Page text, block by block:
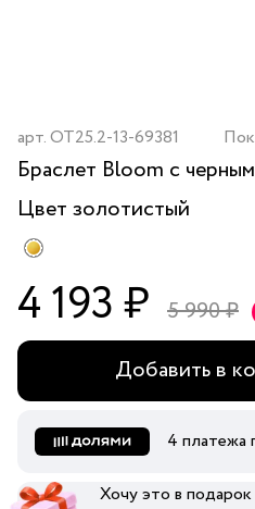
арт.OT25.2-13-69381
Браслет Bloom с
Цвет золотистый
4 193 ₽ 5 990 ₽
Добавить в
4 платежа
Хочу это в подарок